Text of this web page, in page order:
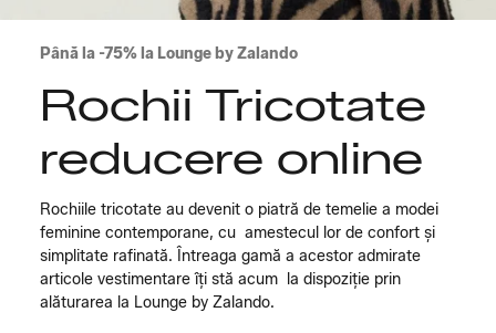
Până la -75% la Lounge by Zalando
Rochii Tricotate
reducere online
Rochiile tricotate au devenit o piatră de temelie a modei
feminine contemporane, cu amestecul lor de confort și
simplitate rafinată. Întreaga gamă a acestor admirate
articole vestimentare îți stă acum la dispoziție prin
alăturarea la Lounge by Zalando.